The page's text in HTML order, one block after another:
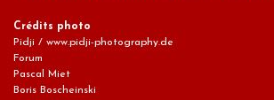
Crédits photo
Pidji / www.pidji-photography.de
Forum
Pascal Miet
Boris Boscheinski